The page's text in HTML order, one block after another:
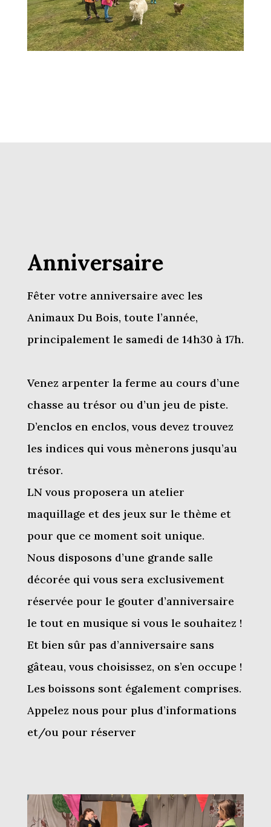
Anniversaire
Fêter votre anniversaire avec les
Animaux Du Bois, toute l’année,
principalement le samedi de 14h30 à 17h.
Venez arpenter la ferme au cours d’une
chasse au trésor ou d’un jeu de piste.
D’enclos en enclos, vous devez trouvez
les indices qui vous mènerons jusqu’au
trésor.
LN vous proposera un atelier
maquillage et des jeux sur le thème et
pour que ce moment soit unique.
Nous disposons d’une grande salle
décorée qui vous sera exclusivement
réservée pour le gouter d’anniversaire
le tout en musique si vous le souhaitez !
Et bien sûr pas d’anniversaire sans
gâteau, vous choisissez, on s’en occupe !
Les boissons sont également comprises.
Appelez nous pour plus d’informations
et/ou pour réserver